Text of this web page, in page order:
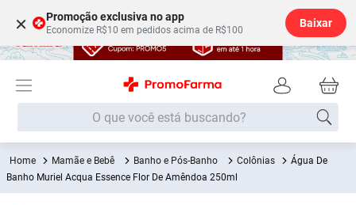
× Promoção exclusiva no app
Economize R$10 em pedidos acima de R$100
Baixar
O que você está buscando?
Mamãe e Bebê Banho e Pós-Banho Colônias
Água De
Banho Muriel Acqua Essence Flor De Amêndoa 250ml
Termos mais buscados
1º Fralda